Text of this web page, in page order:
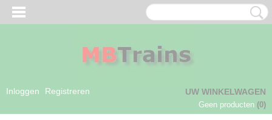
Inloggen Registreren UW WINKELWAGEN
Geen producten (0)